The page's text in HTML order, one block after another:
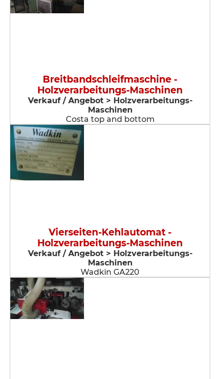
Breitbandschleifmaschine -
Holzverarbeitungs-Maschinen
Verkauf / Angebot > Holzverarbeitungs-
Maschinen
Costa top and bottom
Vierseiten-Kehlautomat -
Holzverarbeitungs-Maschinen
Verkauf / Angebot > Holzverarbeitungs-
Maschinen
Wadkin GA220